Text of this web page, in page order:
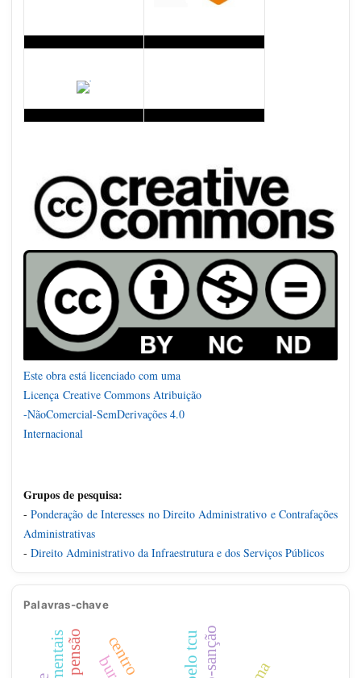
Este obra está licenciado com uma
Licença Creative Commons Atribuição
-NãoComercial-SemDerivações 4.0
Internacional
Grupos de pesquisa:
-Ponderação de Interesses no Direito Administrativo e Contrafações
Administrativas
- Direito Administrativo da Infraestrutura e dos Serviços Públicos
Palavras-chave